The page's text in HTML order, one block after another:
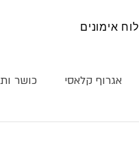
לוח אימונים
אגרוף קלאסי כושר